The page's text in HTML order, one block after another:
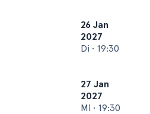
26 Jan
2027
Di • 19:30
27 Jan
2027
Mi • 19:30